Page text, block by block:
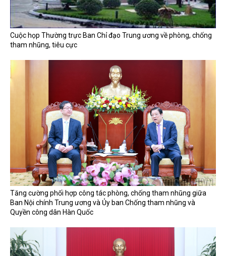
Cuộc họp Thường trực Ban Chỉ đạo Trung ương về phòng, chống
tham nhũng, tiêu cực
Tăng cường phối hợp công tác phòng, chống tham nhũng giữa
Ban Nội chính Trung ương và Ủy ban Chống tham nhũng và
Quyền công dân Hàn Quốc